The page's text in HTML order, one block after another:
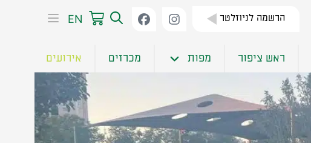
הרשמה לניוזלטר EN
ראש ציפור מפות מכרזים אירועים